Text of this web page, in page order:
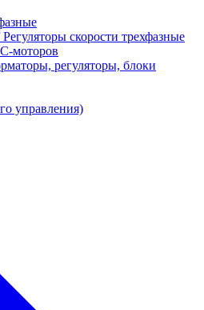
скорости трехфазные
моторов
регуляторы, блоки
управления)